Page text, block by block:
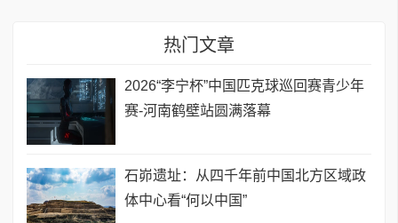
热门文章
2026“李宁杯”中国匹克球巡回赛青少年
赛-河南鹤壁站圆满落幕
石峁遗址：从四千年前中国北方区域政
体中心看“何以中国”